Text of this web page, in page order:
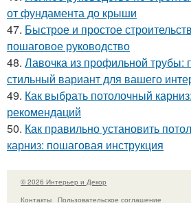
от фундамента до крыши
47. Быстрое и простое
пошаговое руководство
48. Лавочка из профильной трубы:
стильный вариант для вашего
49. Как выбрать потолочный
рекомендаций
50. Как правильно установить
карниз: пошаговая инструкция
© 2026 Интерьер и Декор
Контакты
Пользовательское соглашение